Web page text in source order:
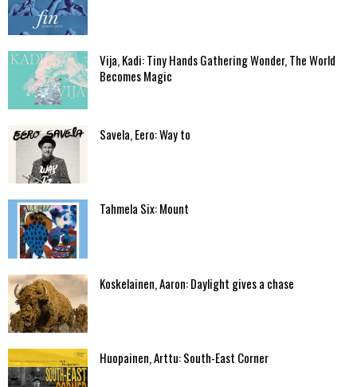
Vija, Kadi: Tiny Hands Gathering Wonder, The World
Becomes Magic
Savela, Eero: Way to
Tahmela Six: Mount
Koskelainen, Aaron: Daylight gives a chase
Huopainen, Arttu: South-East Corner